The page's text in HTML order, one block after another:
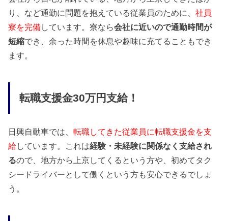
り、など通勤に問題を抱えている従業員のために、社員
寮を完備しています。寮なら会社に近いので通勤時間が
短縮でき、余った時間を休息や趣味に充てることもでき
ます。
転職支援金30万円支給！
日興自動車では、転職してきた従業員に転職支援金を支
給しています。これは経験・未経験に関係なく支給され
るので、地方から上京してくるという方や、初めてタク
シードライバーとして働くという方も安心できるでしょ
う。